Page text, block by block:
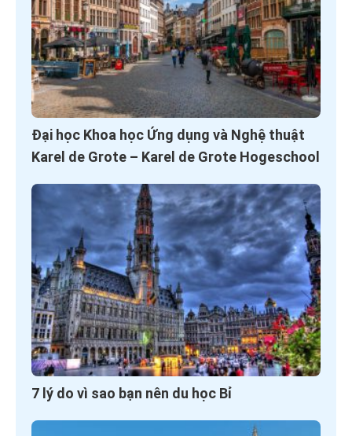
Đại học Khoa học Ứng dụng và Nghệ thuật
Karel de Grote – Karel de Grote Hogeschool
7 lý do vì sao bạn nên du học Bỉ